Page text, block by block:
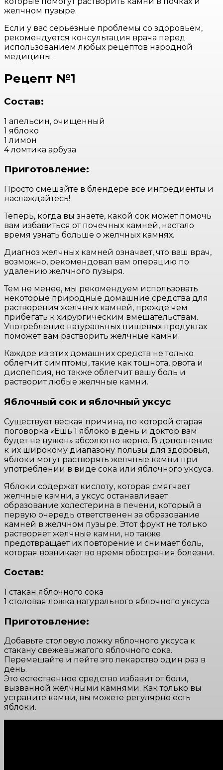
желчном пузыре.
Если у вас серьёзные проблемы со здоровьем,
рекомендуется консультация врача перед
использованием любых рецептов народной
медицины.
Рецепт №1
Состав:
1 апельсин, очищенный
1 яблоко
1 лимон
4 ломтика арбуза
Приготовление:
Просто смешайте в блендере все ингредиенты и
наслаждайтесь!
Теперь, когда вы знаете, какой сок может помочь
вам избавиться от почечных камней, настало
время узнать больше о желчных камнях.
Диагноз желчных камней означает, что ваш врач,
возможно, рекомендовал вам операцию по
удалению желчного пузыря.
Тем не менее, мы рекомендуем использовать
некоторые природные домашние средства для
растворения желчных камней, прежде чем
прибегать к хирургическим вмешательствам.
Употребление натуральных пищевых продуктах
поможет вам растворить желчные камни.
Каждое из этих домашних средств не только
облегчит симптомы, такие как тошнота, рвота и
диспепсия, но также облегчит вашу боль и
растворит любые желчные камни.
Яблочный сок и яблочный уксус
Существует веская причина, по которой старая
поговорка «Ешь 1 яблоко в день и доктор вам
будет не нужен» абсолютно верно. В дополнение
к их широкому диапазону пользы для здоровья,
яблоки могут растворять желчные камни при
употреблении в виде сока или яблочного уксуса.
Яблоки содержат кислоту, которая смягчает
желчные камни, а уксус останавливает
образование холестерина в печени, который в
первую очередь ответственен за образование
камней в желчном пузыре. Этот фрукт не только
растворяет желчные камни, но также
предотвращает их повторение и снимает боль,
которая возникает во время обострения болезни.
Состав:
1 стакан яблочного сока
1 столовая ложка натурального яблочного уксуса
Приготовление:
Добавьте столовую ложку яблочного уксуса к
стакану свежевыжатого яблочного сока.
Перемешайте и пейте это лекарство один раз в
день.
Это естественное средство избавит от боли,
вызванной желчными камнями. Как только вы
устраните камни, вы можете регулярно есть
яблоки.